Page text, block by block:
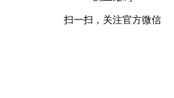
扫一扫，关注官方微信